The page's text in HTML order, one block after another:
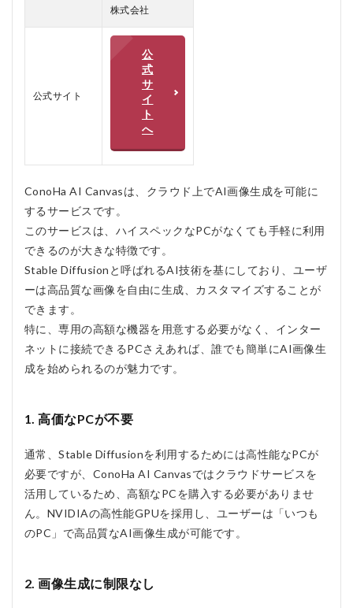
2.1
口コミ
の良い
AI
Canvas
のメリ
ット、
デメリ
ット
3.2.1
メリッ
デメリ
4
ConoHa
AI
をおす
すめす
しない
人
株式会社
公式サイト
公
式
サ
イ
ト
へ
ConoHa AI Canvasは、クラウド上でAI画像生成を可能に
するサービスです。
このサービスは、ハイスペックなPCがなくても手軽に利用
できるのが大きな特徴です。
Stable Diffusionと呼ばれるAI技術を基にしており、ユーザ
ーは高品質な画像を自由に生成、カスタマイズすることが
できます。
特に、専用の高額な機器を用意する必要がなく、インター
ネットに接続できるPCさえあれば、誰でも簡単にAI画像生
成を始められるのが魅力です。
1. 高価なPCが不要
通常、Stable Diffusionを利用するためには高性能なPCが
必要ですが、ConoHa AI Canvasではクラウドサービスを
活用しているため、高額なPCを購入する必要がありませ
ん。NVIDIAの高性能GPUを採用し、ユーザーは「いつも
のPC」で高品質なAI画像生成が可能です。
2. 画像生成に制限なし